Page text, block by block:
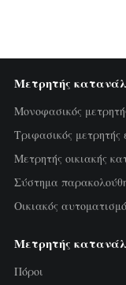
Μετρητής
Μονοφασικός
Τριφασικός
Μετρητής οικιακής
Σύστημα
Οικιακός
Μετρητής
Πόροι